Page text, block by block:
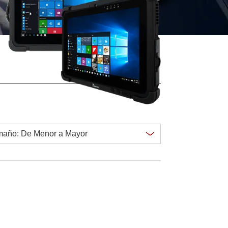
Grado de Acero Inoxidable
Panel PC de Acero Inoxidable
Pantalla de Acero Inoxidable